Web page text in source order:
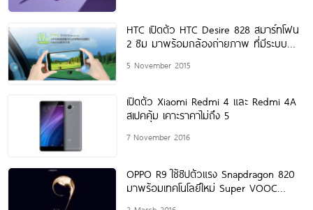
HTC เปิดตัว HTC Desire 828 สมาร์ทโฟน
2 ซิม มาพร้อมกล้องถ่ายภาพ ที่มีระบบ
5 November 2015
เปิดตัว Xiaomi Redmi 4 และ Redmi 4A
สเปคคุ้ม เคาะราคาไม่ถึง 5
7 November 2016
OPPO R9 ใช้ชิปตัวแรง Snapdragon 820
มาพร้อมเทคโนโลยีใหม่ Super VOOC